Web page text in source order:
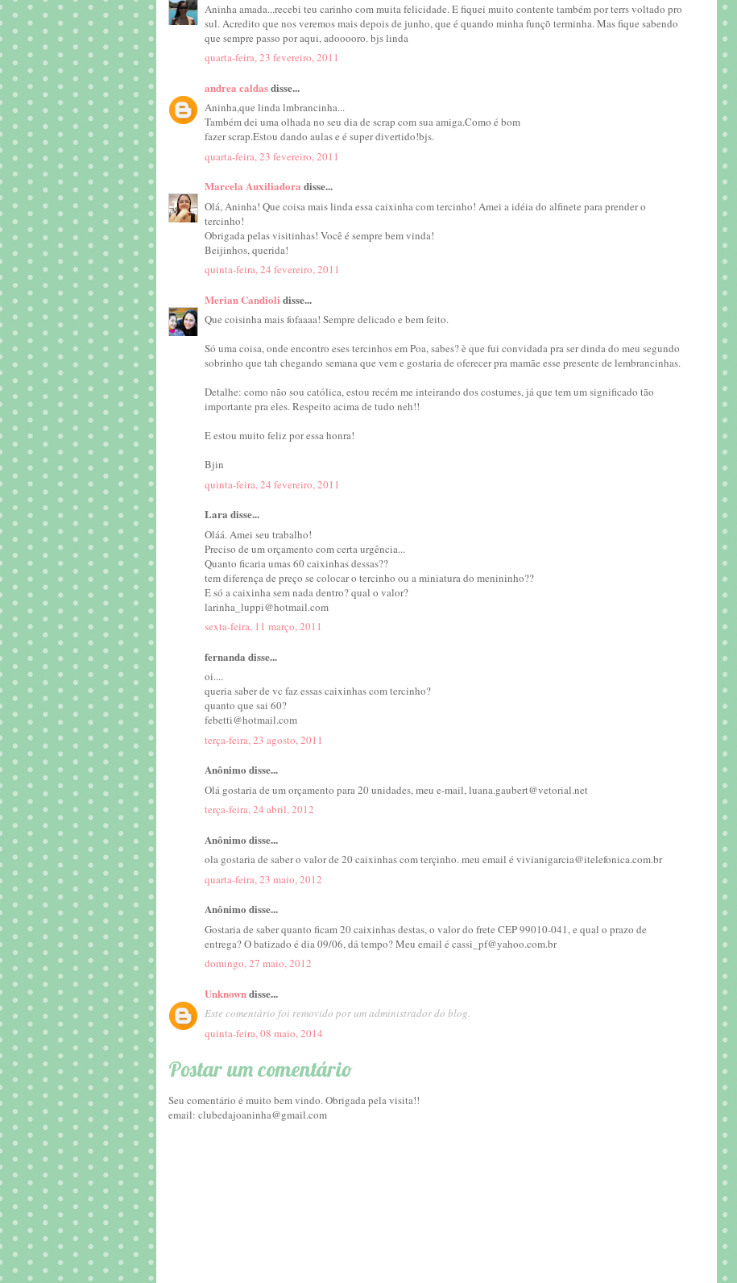
Aninha amada...recebi teu carinho com muita felicidade. E fiquei muito contente também por terrs voltado pro
sul. Acredito que nos veremos mais depois de junho, que é quando minha funçõ terminha. Mas fique sabendo
que sempre passo por aqui, adooooro. bjs linda
quarta-feira, 23 fevereiro, 2011
andrea caldasdisse...
Aninha,que linda lmbrancinha...
Também dei uma olhada no seu dia de scrap com sua amiga.Como é bom
fazer scrap.Estou dando aulas e é super divertido!bjs.
quarta-feira, 23 fevereiro, 2011
Marcela Auxiliadora disse...
Olá, Aninha! Que coisa mais linda essa caixinha com tercinho! Amei a idéia do alfinete para prender o
tercinho!
Obrigada pelas visitinhas! Você é sempre bem vinda!
Beijinhos, querida!
quinta-feira, 24 fevereiro, 2011
Merian Candioli disse...
Que coisinha mais fofaaaa! Sempre delicado e bem feito.
Só uma coisa, onde encontro eses tercinhos em Poa, sabes? è que fui convidada pra ser dinda do meu segundo
sobrinho que tah chegando semana que vem e gostaria de oferecer pra mamãe esse presente de lembrancinhas.
Detalhe: como não sou católica, estou recém me inteirando dos costumes, já que tem um significado tão
importante pra eles. Respeito acima de tudo neh!!
E estou muito feliz por essa honra!
Bjin
quinta-feira, 24 fevereiro, 2011
Lara disse...
Oláá. Amei seu trabalho!
Preciso de um orçamento com certa urgência...
Quanto ficaria umas 60 caixinhas dessas??
tem diferença de preço se colocar o tercinho ou a miniatura do menininho??
E só a caixinha sem nada dentro? qual o valor?
larinha_luppi@hotmail.com
sexta-feira, 11 março, 2011
fernanda disse...
oi....
queria saber de vc faz essas caixinhas com tercinho?
quanto que sai 60?
febetti@hotmail.com
terça-feira, 23 agosto, 2011
Anônimo disse...
Olá gostaria de um orçamento para 20 unidades, meu e-mail, luana.gaubert@vetorial.net
terça-feira, 24 abril, 2012
Anônimo disse...
ola gostaria de saber o valor de 20 caixinhas com terçinho. meu email é vivianigarcia@itelefonica.com.br
quarta-feira, 23 maio, 2012
Anônimo disse...
Gostaria de saber quanto ficam 20 caixinhas destas, o valor do frete CEP 99010-041, e qual o prazo de
entrega? O batizado é dia 09/06, dá tempo? Meu email é cassi_pf@yahoo.com.br
domingo, 27 maio, 2012
Unknowndisse...
Este comentário foi removido por um administrador do blog.
quinta-feira, 08 maio, 2014
Postar um comentário
Seu comentário é muito bem vindo. Obrigada pela visita!!
email: clubedajoaninha@gmail.com